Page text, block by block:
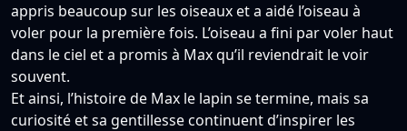
appris beaucoup sur les oiseaux et a aidé l’oiseau à
voler pour la première fois. L’oiseau a fini par voler haut
dans le ciel et a promis à Max qu’il reviendrait le voir
souvent.
Et ainsi, l’histoire de Max le lapin se termine, mais sa
curiosité et sa gentillesse continuent d’inspirer les